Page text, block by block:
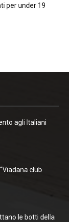
per under 19
agli Italiani
club
le botti della